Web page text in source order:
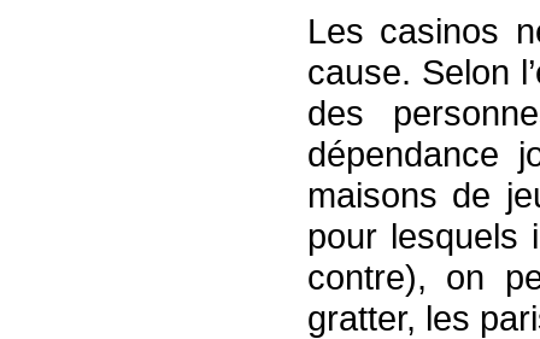
Les casinos
cause. Selon
des
dépendance
maisons de
pour lesquels
contre), on
gratter, les